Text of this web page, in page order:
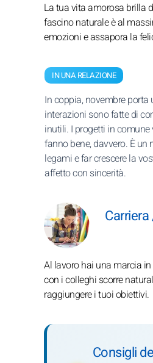
La tua vita amorosa brilla
fascino naturale è al
emozioni e assapora la
IN UNA RELAZIONE
In coppia, novembre porta
interazioni sono fatte di
inutili. I progetti in
fanno bene, davvero. È
legami e far crescere la
affetto con sincerità.
Al lavoro hai una marcia
con i colleghi scorre
raggiungere i tuoi obiettivi.
Consigli